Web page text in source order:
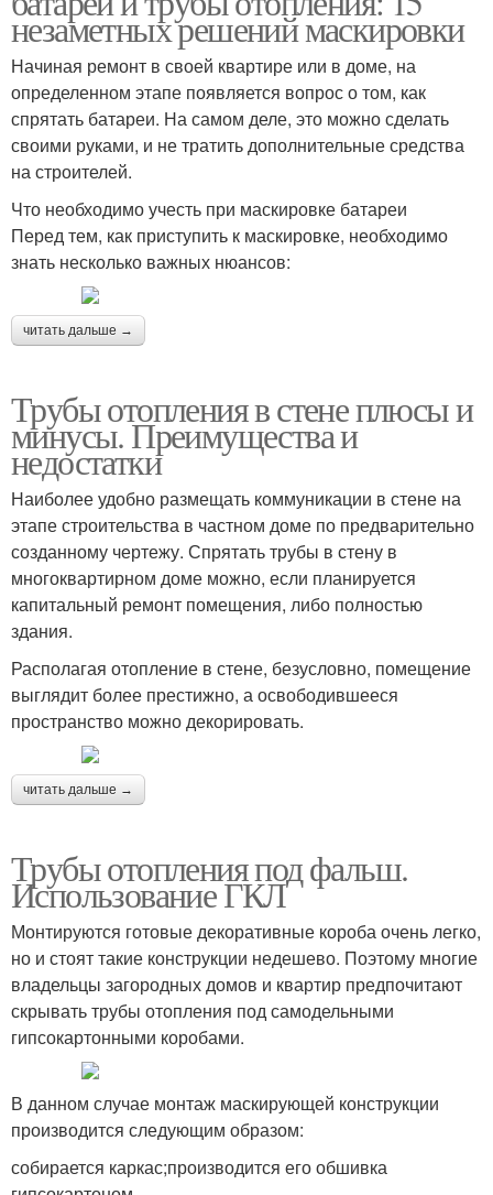
незаметных решений маскировки
Начиная ремонт в своей квартире или в доме, на
определенном этапе появляется вопрос о том, как
спрятать батареи. На самом деле, это можно сделать
своими руками, и не тратить дополнительные средства
на строителей.
Что необходимо учесть при маскировке батареи
Перед тем, как приступить к маскировке, необходимо
знать несколько важных нюансов:
читать дальше →
Трубы отопления в стене плюсы и
минусы. Преимущества и
недостатки
Наиболее удобно размещать коммуникации в стене на
этапе строительства в частном доме по предварительно
созданному чертежу. Спрятать трубы в стену в
многоквартирном доме можно, если планируется
капитальный ремонт помещения, либо полностью
здания.
Располагая отопление в стене, безусловно, помещение
выглядит более престижно, а освободившееся
пространство можно декорировать.
читать дальше →
Трубы отопления под фальш.
Использование ГКЛ
Монтируются готовые декоративные короба очень легко,
но и стоят такие конструкции недешево. Поэтому многие
владельцы загородных домов и квартир предпочитают
скрывать трубы отопления под самодельными
гипсокартонными коробами.
В данном случае монтаж маскирующей конструкции
производится следующим образом:
собирается каркас;производится его обшивка